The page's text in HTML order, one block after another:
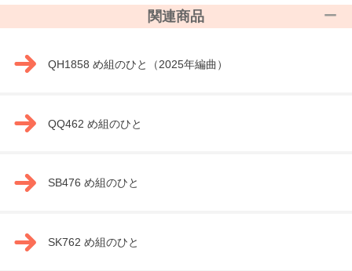
関連商品
QH1858 め組のひと（2025年編曲）
QQ462 め組のひと
SB476 め組のひと
SK762 め組のひと